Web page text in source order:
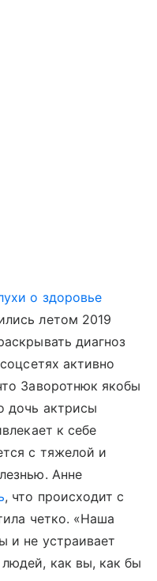
о здоровье
летом 2019
диагноз
активно
Заворотнюк якобы
дочь актрисы
к себе
с тяжелой и
Анне
, что происходит с
четко. «Наша
и не устраивает
как вы, как бы